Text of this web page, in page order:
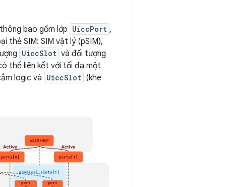
bao gồm lớp UiccPort ,
thẻ SIM: SIM vật lý (pSIM),
UiccSlot và đối tượng
thể liên kết với tối đa một
logic và UiccSlot (khe